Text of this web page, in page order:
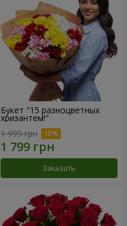
Букет "15 разноцветных
хризантем!"
1 999 грн
Заказать